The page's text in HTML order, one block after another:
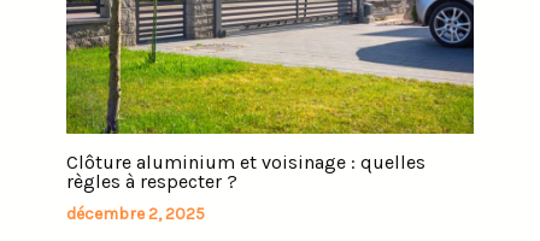
Clôture aluminium et voisinage : quelles
règles à respecter ?
décembre 2, 2025